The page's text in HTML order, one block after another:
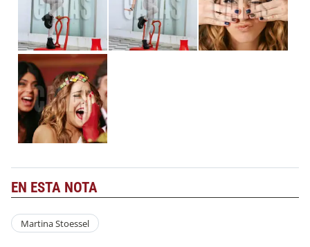
EN ESTA NOTA
Martina Stoessel